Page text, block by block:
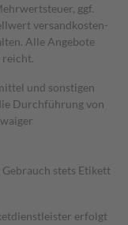
ggf.
versand­kosten­
Alle Angebote
reicht.
und sonstigen
Durchführung von
stets Etikett
erfolgt